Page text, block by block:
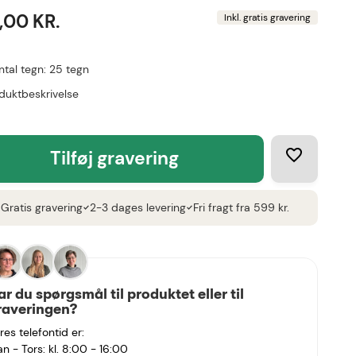
KR. Inkl. gratis gravering
tegn: 25 tegn
tilføj gravering
Gratis graveringcheck2-3 dages leveringcheckFri fragt fra 599 kr.
du spørgsmål til produktet eller til
telefontid er:
- Tors: kl. 8:00 - 16:00